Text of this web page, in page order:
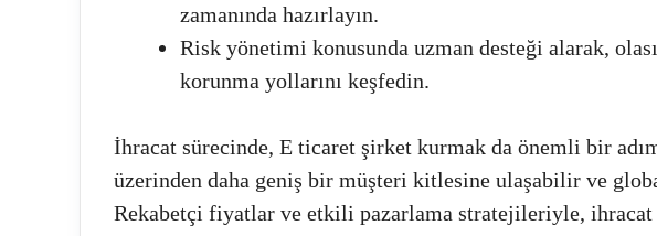
zamanında hazırlayın.
Risk yönetimi konusunda uzman desteği alarak,
korunma yollarını keşfedin.
İhracat sürecinde, E ticaret şirket kurmak da önemli bir
üzerinden daha geniş bir müşteri kitlesine ulaşabilir ve
Rekabetçi fiyatlar ve etkili pazarlama stratejileriyle,